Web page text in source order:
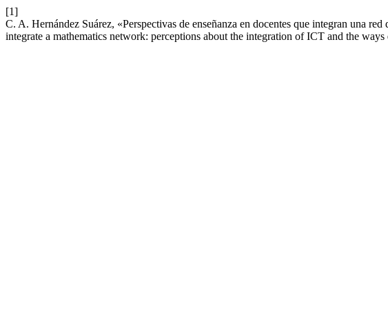
[1]
C. A. Hernández Suárez, «Perspectivas de enseñanza en docentes que integran una
integrate a mathematics network: perceptions about the integration of ICT and the ways